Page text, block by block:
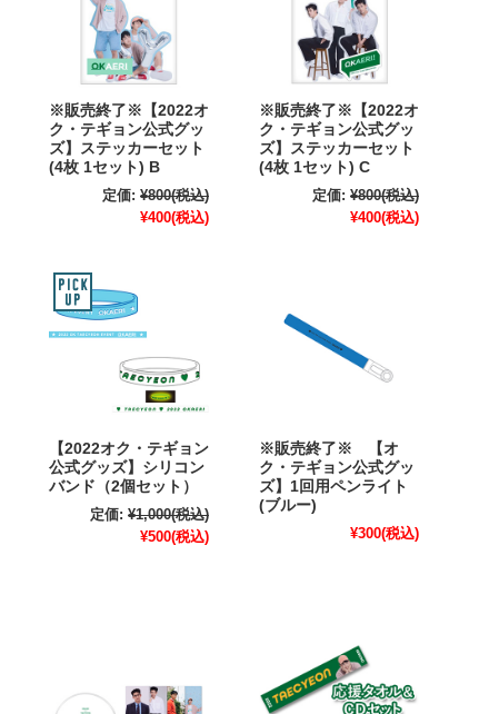
※販売終了※【2022オ
ク・テギョン公式グッ
ズ】ステッカーセット
(4枚 1セット) B
定価: ¥800(税込)
¥400(税込)
※販売終了※【2022オ
ク・テギョン公式グッ
ズ】ステッカーセット
(4枚 1セット) C
定価: ¥800(税込)
¥400(税込)
【2022オク・テギョン
公式グッズ】シリコン
バンド（2個セット）
定価: ¥1,000(税込)
¥500(税込)
※販売終了※ 【オ
ク・テギョン公式グッ
ズ】1回用ペンライト
(ブルー)
¥300(税込)